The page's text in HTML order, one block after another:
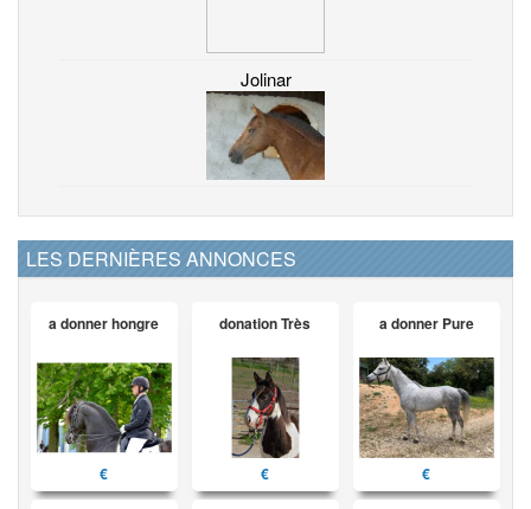
Jolinar
LES DERNIÈRES ANNONCES
a donner hongre
€
donation Très
€
a donner Pure
€